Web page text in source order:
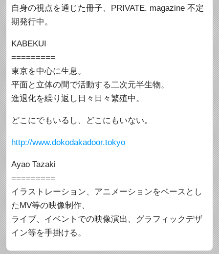
自身の視点を通じた冊子、PRIVATE. magazine 不定
期発行中。
KABEKUI
=========
東京を中心に生息。
平面と立体の間で活動する二次元半生物。
進退化を繰り返し日々日々繁殖中。
どこにでもいるし、どこにもいない。
http://www.dokodakadoor.tokyo
Ayao Tazaki
=========
イラストレーション、アニメーションをベースとし
たMV等の映像制作、
ライブ、イベントでの映像演出、グラフィックデザ
イン等を手掛ける。